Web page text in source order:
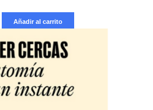
Añadir al carrito